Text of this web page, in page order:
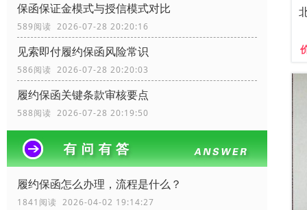
保函保证金模式与授信模式对比
589阅读 2026-07-28 20:20:16
见索即付履约保函风险常识
586阅读 2026-07-28 20:20:03
履约保函关键条款审核要点
588阅读 2026-07-28 20:19:50
履约保函怎么办理，流程是什么？
1841阅读 2026-04-02 19:14:27